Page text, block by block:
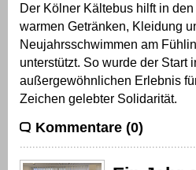
Der Kölner Kältebus hilft in
warmen Getränken, Kleidung
Neujahrsschwimmen am
unterstützt. So wurde der Start
außergewöhnlichen Erlebnis
Zeichen gelebter Solidarität.
Kommentare (0)